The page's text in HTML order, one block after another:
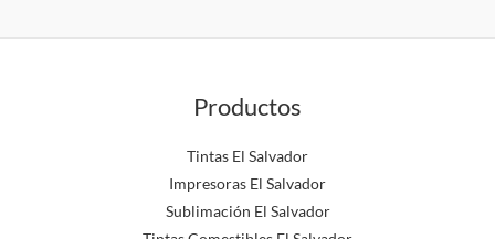
Productos
Tintas El Salvador
Impresoras El Salvador
Sublimación El Salvador